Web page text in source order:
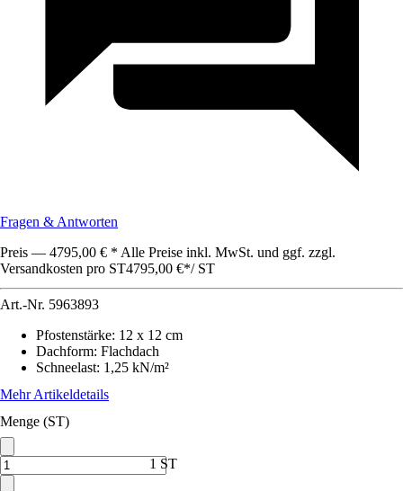
Fragen & Antworten
Preis — 4795,00 € * Alle Preise inkl. MwSt. und ggf. zzgl.
Versandkosten pro ST4795,00 €*/ ST
Art.-Nr. 5963893
Pfostenstärke: 12 x 12 cm
Dachform: Flachdach
Schneelast: 1,25 kN/m²
Mehr Artikeldetails
Menge (ST)
1 ST